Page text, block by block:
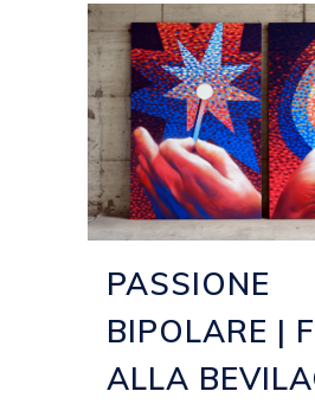
PASSIONE
BIPOLARE |
ALLA